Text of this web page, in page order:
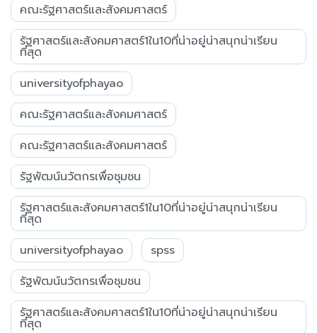
คณะรัฐศาสตร์และสังคมศาสตร์
รัฐศาสตร์และสังคมศาสตร์1ใน10ที่น่าอยู่น่าสนุกน่าเรียน
ที่สุด
universityofphayao
คณะรัฐศาสตร์และสังคมศาสตร์
คณะรัฐศาสตร์และสังคมศาสตร์
รัฐพัฒน์นวัตกรเพื่อชุมชน
รัฐศาสตร์และสังคมศาสตร์1ใน10ที่น่าอยู่น่าสนุกน่าเรียน
ที่สุด
universityofphayao
spss
รัฐพัฒน์นวัตกรเพื่อชุมชน
รัฐศาสตร์และสังคมศาสตร์1ใน10ที่น่าอยู่น่าสนุกน่าเรียน
ที่สุด